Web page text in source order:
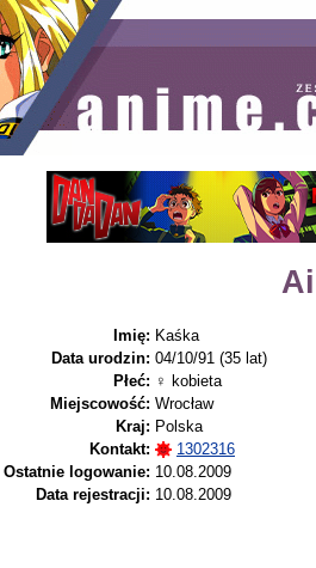
Imię: Kaśka
Data urodzin: 04/10/91 (35 lat)
Płeć: ♀ kobieta
Miejscowość: Wrocław
Kraj: Polska
Kontakt:
1302316
Ostatnie logowanie: 10.08.2009
Data rejestracji: 10.08.2009